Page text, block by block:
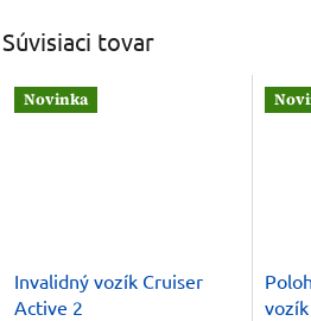
Súvisiaci tovar
Novinka
Invalidný vozík Cruiser
Active 2